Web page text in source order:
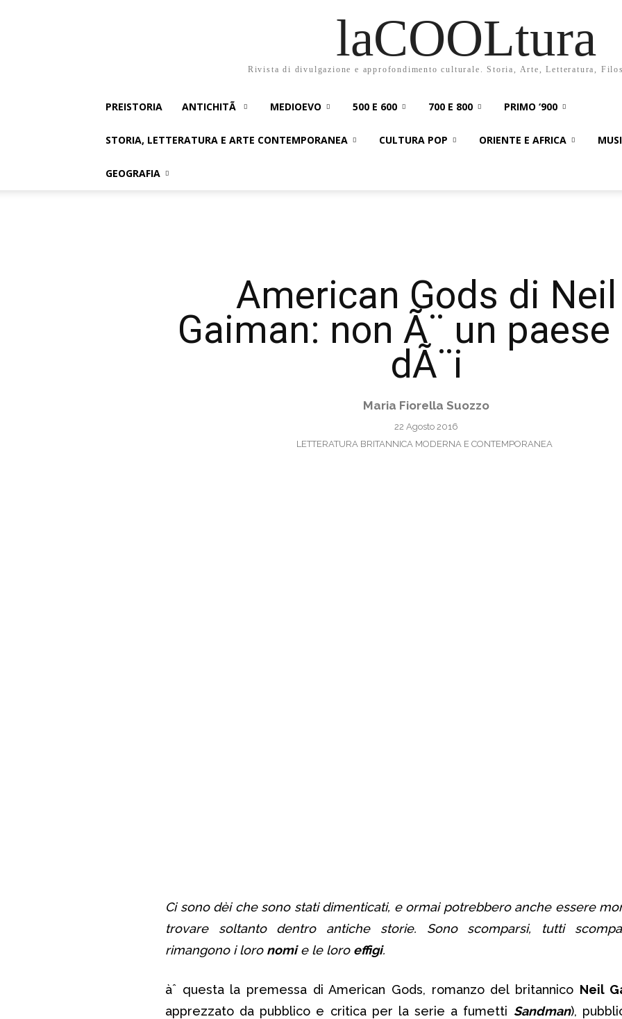
laCOOLtura
Rivista di divulgazione e approfondimento culturale. Storia, Arte, Letteratura,
PREISTORIA ANTICHITÃ MEDIOEVO 500 E 600 700 E 800 PRIMO ‘900
STORIA, LETTERATURA E ARTE CONTEMPORANEA CULTURA POP ORIENTE E AFRICA
GEOGRAFIA
American Gods di Neil
Gaiman: non Ã¨ un paese
dÃ¨i
Maria Fiorella Suozzo
22 Agosto 2016
LETTERATURA BRITANNICA MODERNA E CONTEMPORANEA
Ci sono dèi che sono stati dimenticati, e ormai potrebbero anche essere
trovare soltanto dentro antiche storie. Sono scomparsi, tutti
rimangono i loro nomie le loro effigi.
àˆ questa la premessa di American Gods, romanzo del britannico Neil
apprezzato da pubblico e critica per la serie a fumetti Sandman),